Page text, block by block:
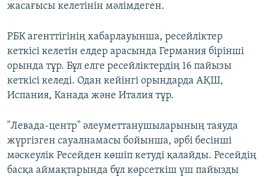
жасағысы келетінін мәлімдеген.
РБК агенттігінің хабарлауынша, ресейліктер
кеткісі келетін елдер арасында Германия бірінші
орында тұр. Бұл елге ресейліктердің 16 пайызы
кеткісі келеді. Одан кейінгі орындарда АҚШ,
Испания, Канада және Италия тұр.
"Левада-центр" әлеуметтанушыларының таяуда
жүргізген сауалнамасы бойынша, әрбі бесінші
мәскеулік Ресейден көшіп кетуді қалайды. Ресейдің
басқа аймақтарында бұл көрсеткіш үш пайызды